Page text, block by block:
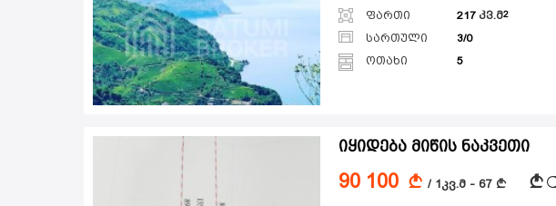
ფართი 217 კვ.მ
სართული
3/0
ოთახი
5
იყიდება მიწის ნაკვეთი
90 100 A / 1კვ.მ - 67 A A